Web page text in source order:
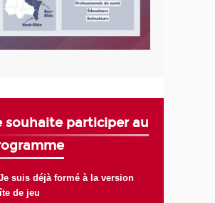
souhaite participer au
suis déjà formé à la version
de jeu